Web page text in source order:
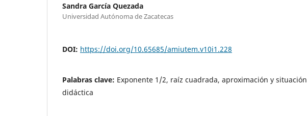
Sandra García Quezada
Universidad Autónoma de Zacatecas
DOI: https://doi.org/10.65685/amiutem.v10i1.228
Palabras clave: Exponente 1/2, raíz cuadrada, aproximación y situación
didáctica